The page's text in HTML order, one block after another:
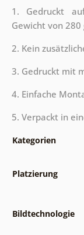
1. Gedruckt
Gewicht von 280
2. Kein
3. Gedruckt mit
4. Einfache
5. Verpackt in
Kategorien
Platzierung
Bildtechnologie